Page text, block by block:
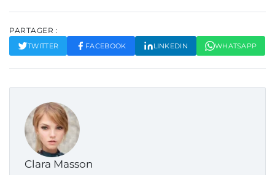
PARTAGER :
TWITTER FACEBOOK LINKEDIN WHATSAPP
Clara Masson